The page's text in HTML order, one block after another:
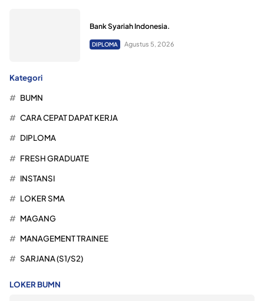
Bank Syariah Indonesia.
DIPLOMA Agustus 5, 2026
Kategori
BUMN
CARA CEPAT DAPAT KERJA
DIPLOMA
FRESH GRADUATE
INSTANSI
LOKER SMA
MAGANG
MANAGEMENT TRAINEE
SARJANA (S1/S2)
LOKER BUMN